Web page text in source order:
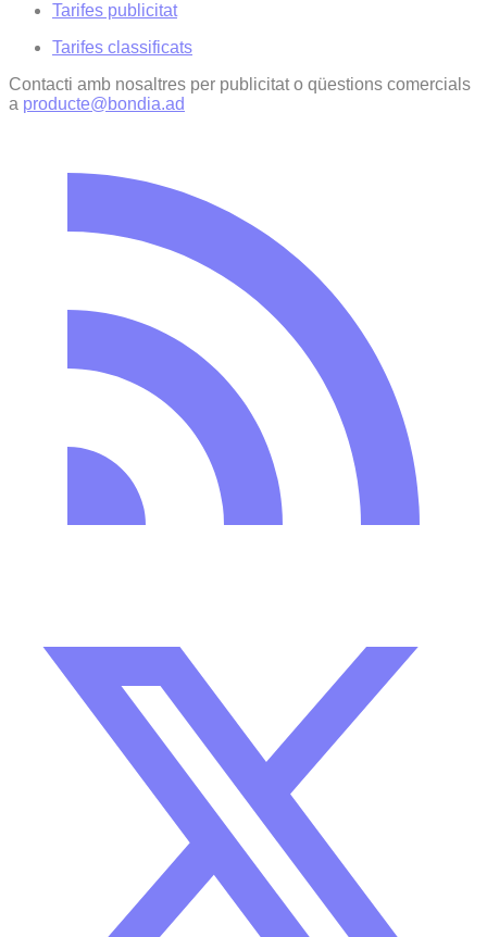
Tarifes publicitat
Tarifes classificats
Contacti amb nosaltres per publicitat o qüestions comercials
a producte@bondia.ad